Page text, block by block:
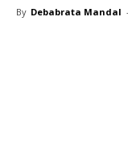
By Debabrata Mandal -